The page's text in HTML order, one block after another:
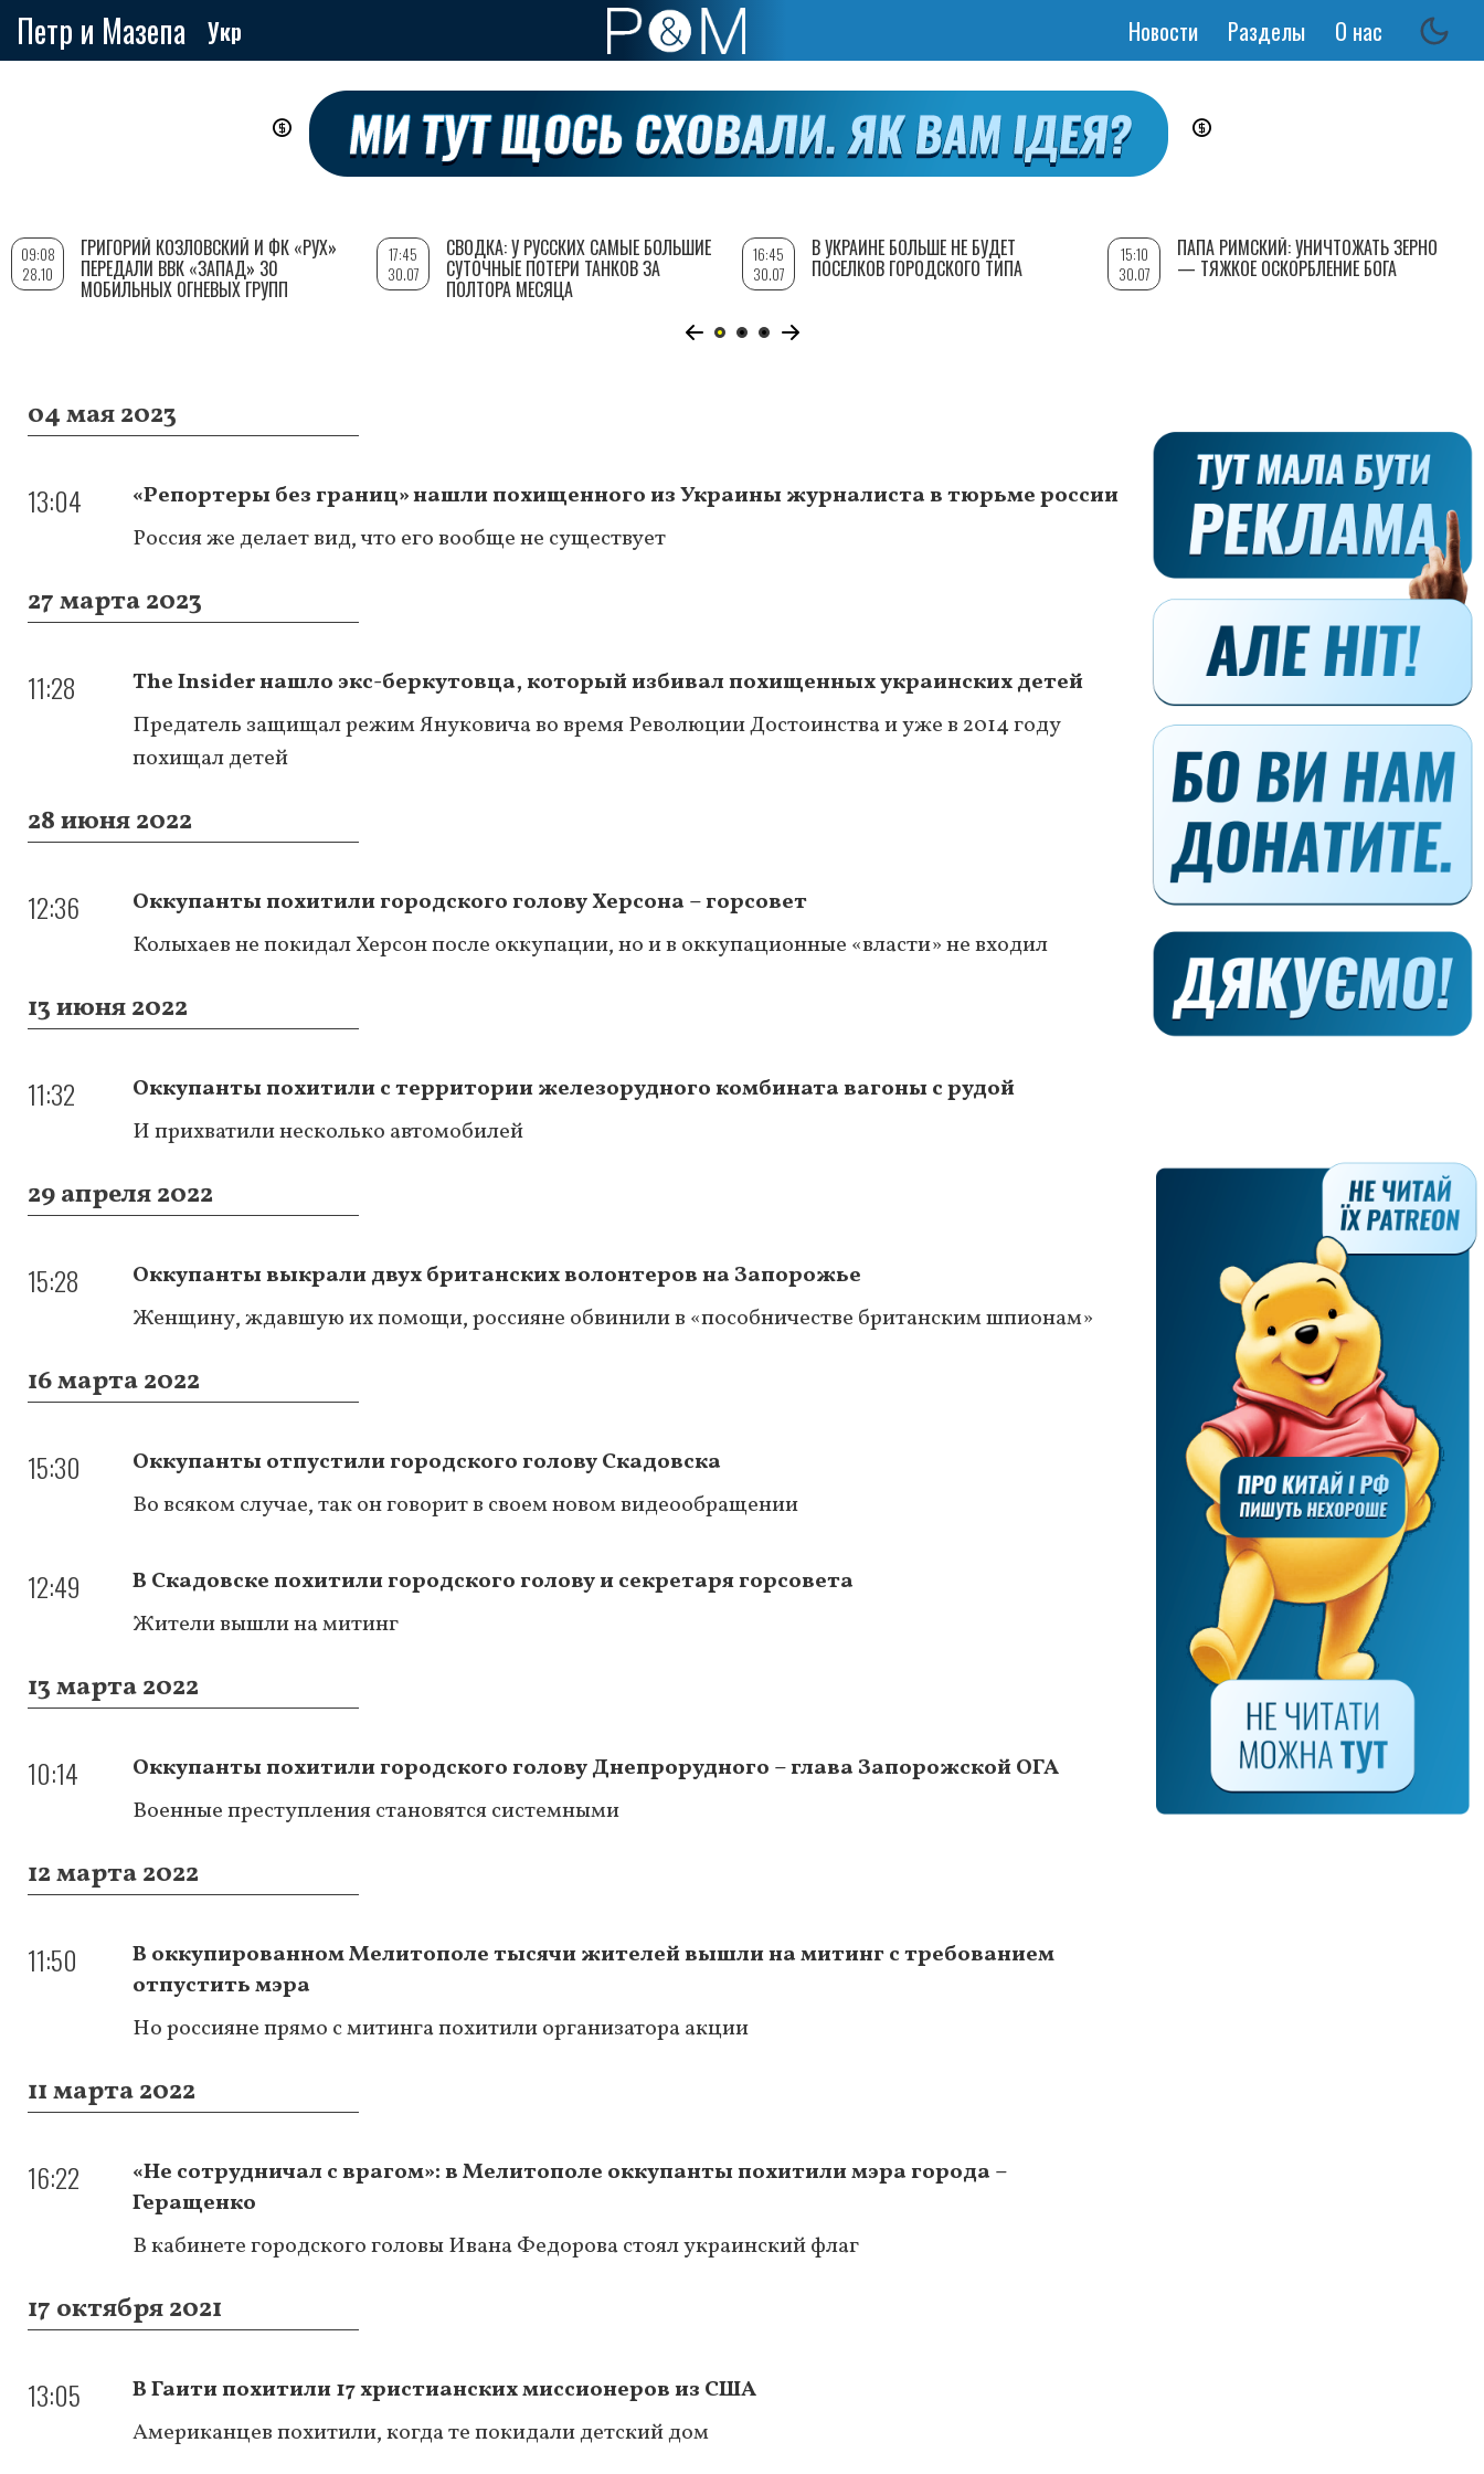
Петр и Мазепа Укр
Основная
Новости Разделы О нас
04 мая 2023
13:04
«Репортеры без границ» нашли похищенного из Украины журналиста в тюрьме россии
Россия же делает вид, что его вообще не существует
27 марта 2023
11:28
The Insider нашло экс-беркутовца, который избивал похищенных украинских детей
Предатель защищал режим Януковича во время Революции Достоинства и уже в 2014 году
похищал детей
28 июня 2022
12:36
Оккупанты похитили городского голову Херсона – горсовет
Колыхаев не покидал Херсон после оккупации, но и в оккупационные «власти» не входил
13 июня 2022
11:32
Оккупанты похитили с территории железорудного комбината вагоны с рудой
И прихватили несколько автомобилей
29 апреля 2022
15:28
Оккупанты выкрали двух британских волонтеров на Запорожье
Женщину, ждавшую их помощи, россияне обвинили в «пособничестве британским шпионам»
16 марта 2022
15:30
Оккупанты отпустили городского голову Скадовска
Во всяком случае, так он говорит в своем новом видеообращении
12:49
В Скадовске похитили городского голову и секретаря горсовета
Жители вышли на митинг
13 марта 2022
10:14
Оккупанты похитили городского голову Днепрорудного – глава Запорожской ОГА
Военные преступления становятся системными
12 марта 2022
11:50
В оккупированном Мелитополе тысячи жителей вышли на митинг с требованием
отпустить мэра
Но россияне прямо с митинга похитили организатора акции
11 марта 2022
16:22
«Не сотрудничал с врагом»: в Мелитополе оккупанты похитили мэра города –
Геращенко
В кабинете городского головы Ивана Федорова стоял украинский флаг
17 октября 2021
13:05
В Гаити похитили 17 христианских миссионеров из США
Американцев похитили, когда те покидали детский дом
09:08
28.10
ГРИГОРИЙ КОЗЛОВСКИЙ И ФК «РУХ»
ПЕРЕДАЛИ ВВК «ЗАПАД» 30
МОБИЛЬНЫХ ОГНЕВЫХ ГРУПП
17:45
30.07
СВОДКА: У РУССКИХ САМЫЕ БОЛЬШИЕ
СУТОЧНЫЕ ПОТЕРИ ТАНКОВ ЗА
ПОЛТОРА МЕСЯЦА
16:45
30.07
В УКРАИНЕ БОЛЬШЕ НЕ БУДЕТ
ПОСЕЛКОВ ГОРОДСКОГО ТИПА
15:10
30.07
ПАПА РИМСКИЙ: УНИЧТОЖАТЬ ЗЕРНО
— ТЯЖКОЕ ОСКОРБЛЕНИЕ БОГА